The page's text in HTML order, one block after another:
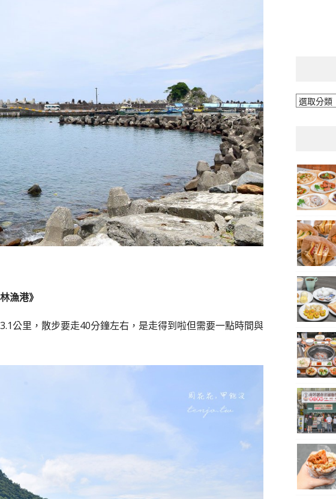
漁港》
公里，散步要走40分鐘左右，是走得到啦但需要一點時間與
分